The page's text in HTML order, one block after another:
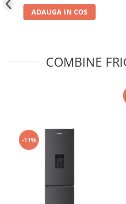
ADAUGA IN COS
COMBINE
-11%